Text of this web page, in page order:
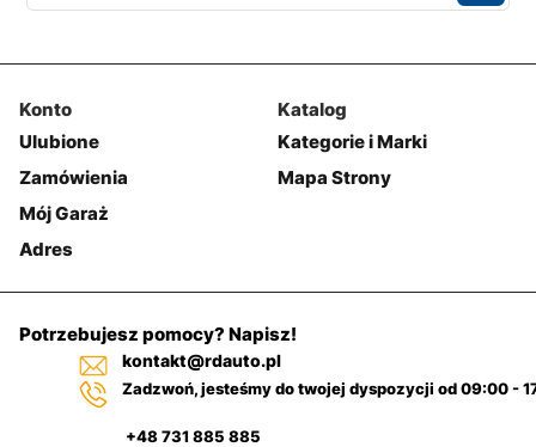
Konto
Ulubione
Zamówienia
Mój Garaż
Adres
Katalog
Kategorie i Marki
Mapa Strony
Potrzebujesz pomocy? Napisz!
kontakt@rdauto.pl
Zadzwoń, jesteśmy do twojej dyspozycji od 09:00 -
+48 731 885 885